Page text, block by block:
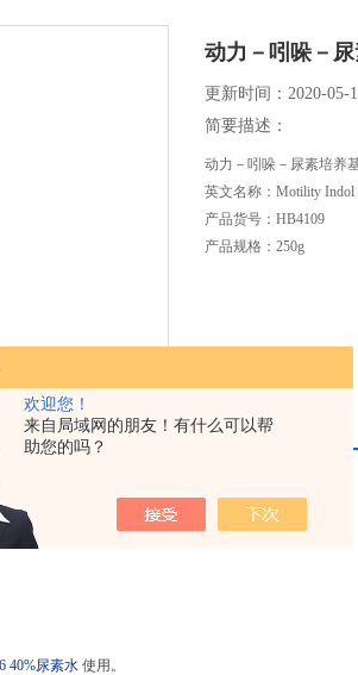
欢迎您！
来自局域网的朋友！有什么可以帮
助您的吗？
动力－吲哚－
更新时间：2020-05-
简要描述：
动力－吲哚－尿素培养
英文名称：Motility Indol
产品货号：HB4109
产品规格：250g
留言询价
Base
40%尿素水 使用。